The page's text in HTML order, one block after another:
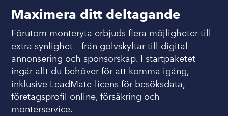
Maximera ditt deltagande
Förutom monteryta erbjuds flera möjligheter till
extra synlighet – från golvskyltar till digital
annonsering och sponsorskap. I startpaketet
ingår allt du behöver för att komma igång,
inklusive LeadMate-licens för besöksdata,
företagsprofil online, försäkring och
monterservice.